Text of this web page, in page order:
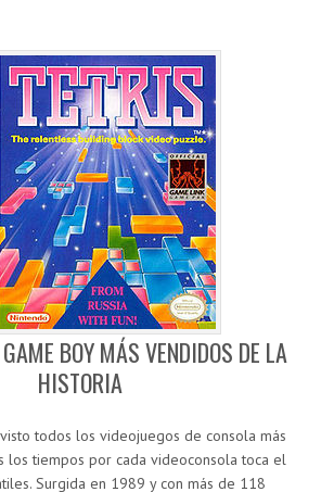
BOY MÁS VENDIDOS DE LA
HISTORIA
todos los videojuegos de consola más
los tiempos por cada videoconsola toca el
Surgida en 1989 y con más de 118